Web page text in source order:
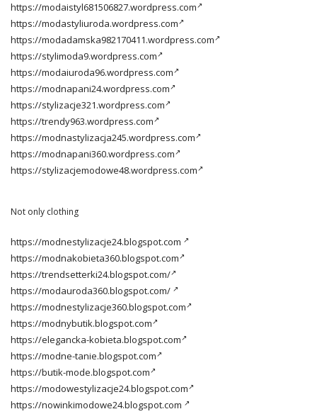
https://modaistyl681506827.wordpress.com
https://modastyliuroda.wordpress.com
https://modadamska982170411.wordpress.com
https://stylimoda9.wordpress.com
https://modaiuroda96.wordpress.com
https://modnapani24.wordpress.com
https://stylizacje321.wordpress.com
https://trendy963.wordpress.com
https://modnastylizacja245.wordpress.com
https://modnapani360.wordpress.com
https://stylizacjemodowe48.wordpress.com
Not only clothing
https://modnestylizacje24.blogspot.com
https://modnakobieta360.blogspot.com
https://trendsetterki24.blogspot.com/
https://modauroda360.blogspot.com/
https://modnestylizacje360.blogspot.com
https://modnybutik.blogspot.com
https://elegancka-kobieta.blogspot.com
https://modne-tanie.blogspot.com
https://butik-mode.blogspot.com
https://modowestylizacje24.blogspot.com
https://nowinkimodowe24.blogspot.com